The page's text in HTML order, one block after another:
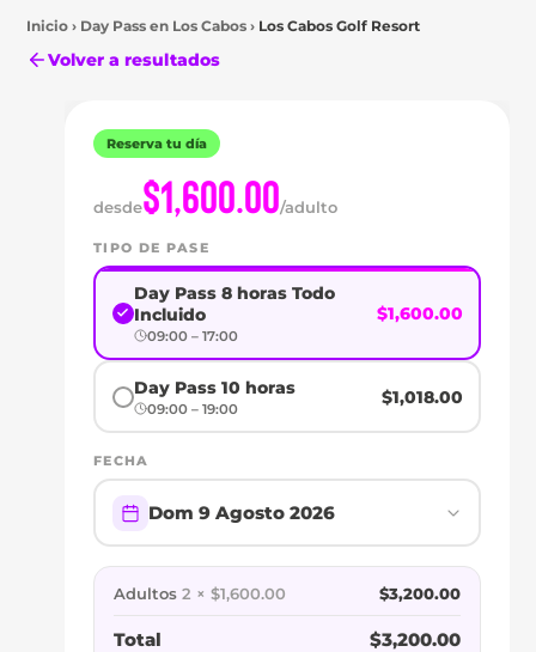
Inicio › Day Pass en Los Cabos › Los Cabos Golf Resort
Volver a resultados
Cabos
DAY
PASS
LOS
CABOS
GOLF
RESORT
Reserva tu día
desde$1,600.00/adulto
TIPO DE PASE
Day Pass 8 horas Todo
Incluido
09:00 – 17:00
$1,600.00
Day Pass 10 horas
09:00 – 19:00
$1,018.00
FECHA
Dom 9 Agosto 2026
Adultos 2 × $1,600.00 $3,200.00
Total $3,200.00